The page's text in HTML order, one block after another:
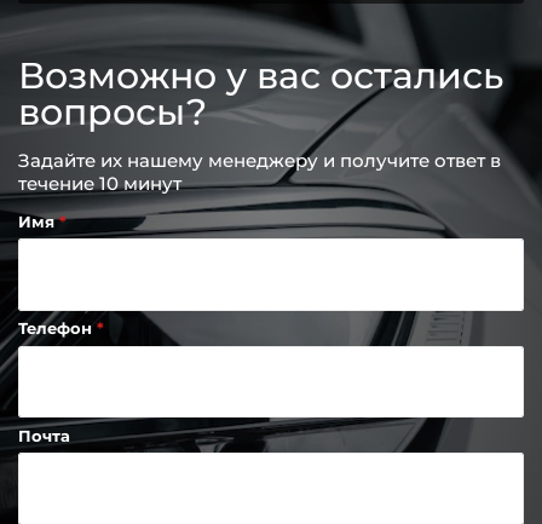
Возможно у вас остались
вопросы?
Задайте их нашему менеджеру и получите ответ в
течение 10 минут
Имя
Телефон
Почта